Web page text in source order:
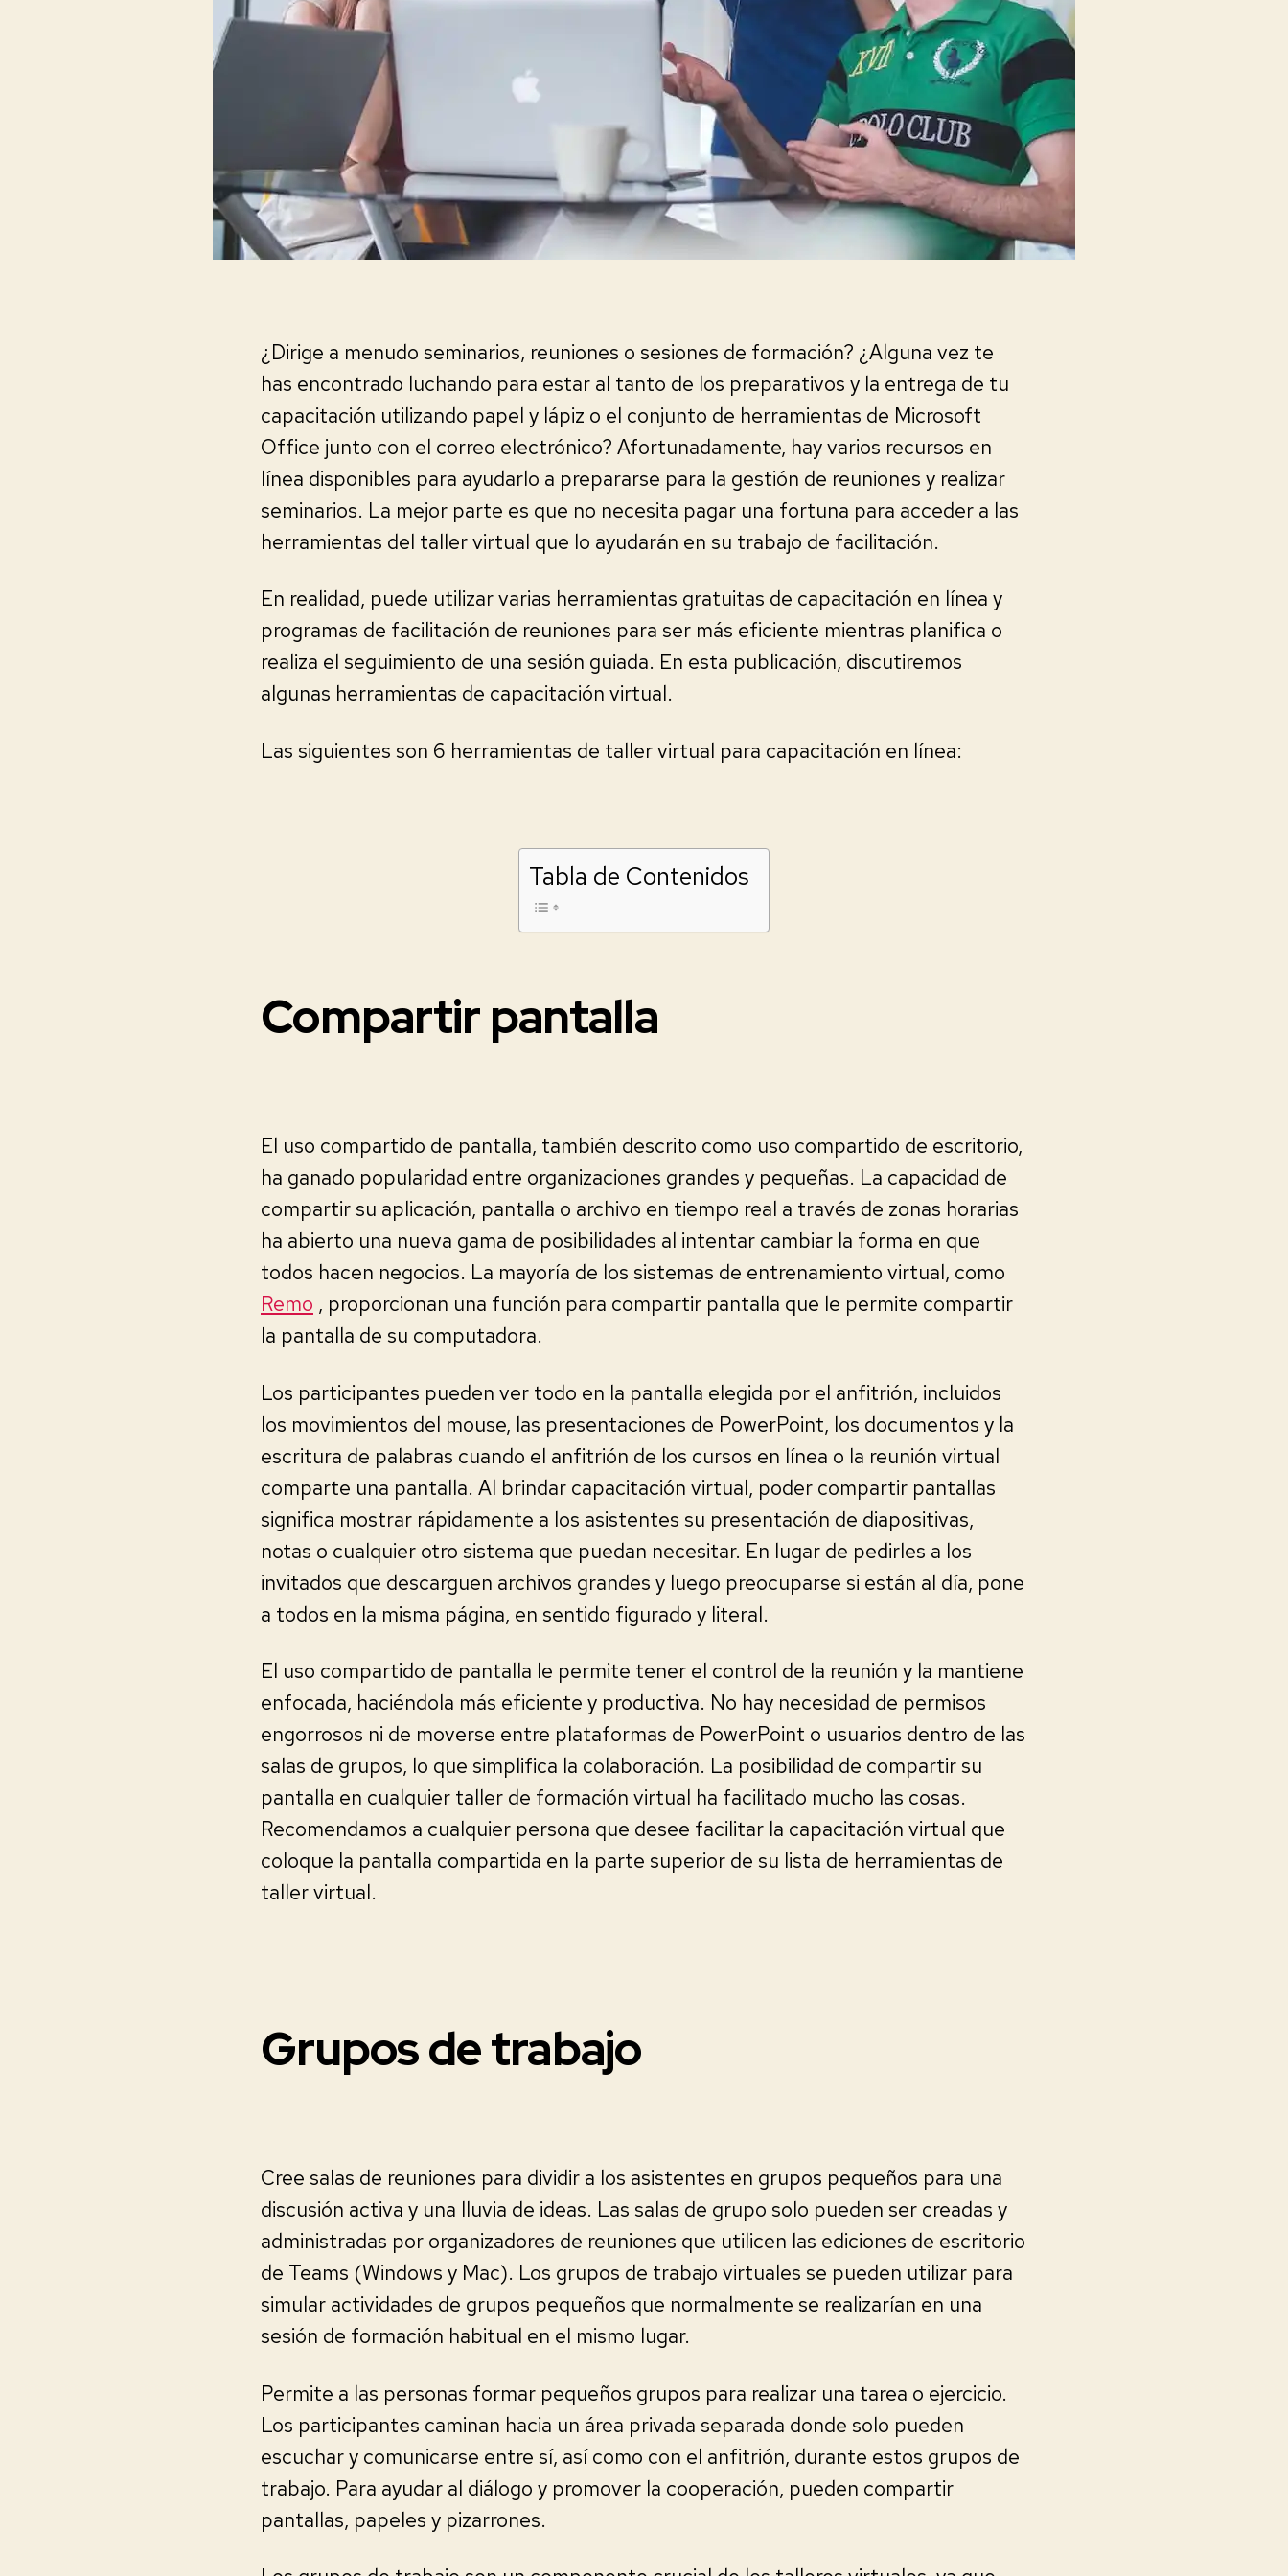
¿Dirige a menudo seminarios, reuniones o sesiones de formación? ¿Alguna vez te
has encontrado luchando para estar al tanto de los preparativos y la entrega de tu
capacitación utilizando papel y lápiz o el conjunto de herramientas de Microsoft
Office junto con el correo electrónico? Afortunadamente, hay varios recursos en
línea disponibles para ayudarlo a prepararse para la gestión de reuniones y realizar
seminarios. La mejor parte es que no necesita pagar una fortuna para acceder a las
herramientas del taller virtual que lo ayudarán en su trabajo de facilitación.
En realidad, puede utilizar varias herramientas gratuitas de capacitación en línea y
programas de facilitación de reuniones para ser más eficiente mientras planifica o
realiza el seguimiento de una sesión guiada. En esta publicación, discutiremos
algunas herramientas de capacitación virtual.
Las siguientes son 6 herramientas de taller virtual para capacitación en línea:
Tabla de Contenidos
Compartir pantalla
El uso compartido de pantalla, también descrito como uso compartido de escritorio,
ha ganado popularidad entre organizaciones grandes y pequeñas. La capacidad de
compartir su aplicación, pantalla o archivo en tiempo real a través de zonas horarias
ha abierto una nueva gama de posibilidades al intentar cambiar la forma en que
todos hacen negocios. La mayoría de los sistemas de entrenamiento virtual, como
Remo , proporcionan una función para compartir pantalla que le permite compartir
la pantalla de su computadora.
Los participantes pueden ver todo en la pantalla elegida por el anfitrión, incluidos
los movimientos del mouse, las presentaciones de PowerPoint, los documentos y la
escritura de palabras cuando el anfitrión de los cursos en línea o la reunión virtual
comparte una pantalla. Al brindar capacitación virtual, poder compartir pantallas
significa mostrar rápidamente a los asistentes su presentación de diapositivas,
notas o cualquier otro sistema que puedan necesitar. En lugar de pedirles a los
invitados que descarguen archivos grandes y luego preocuparse si están al día, pone
a todos en la misma página, en sentido figurado y literal.
El uso compartido de pantalla le permite tener el control de la reunión y la mantiene
enfocada, haciéndola más eficiente y productiva. No hay necesidad de permisos
engorrosos ni de moverse entre plataformas de PowerPoint o usuarios dentro de las
salas de grupos, lo que simplifica la colaboración. La posibilidad de compartir su
pantalla en cualquier taller de formación virtual ha facilitado mucho las cosas.
Recomendamos a cualquier persona que desee facilitar la capacitación virtual que
coloque la pantalla compartida en la parte superior de su lista de herramientas de
taller virtual.
Grupos de trabajo
Cree salas de reuniones para dividir a los asistentes en grupos pequeños para una
discusión activa y una lluvia de ideas. Las salas de grupo solo pueden ser creadas y
administradas por organizadores de reuniones que utilicen las ediciones de escritorio
de Teams (Windows y Mac). Los grupos de trabajo virtuales se pueden utilizar para
simular actividades de grupos pequeños que normalmente se realizarían en una
sesión de formación habitual en el mismo lugar.
Permite a las personas formar pequeños grupos para realizar una tarea o ejercicio.
Los participantes caminan hacia un área privada separada donde solo pueden
escuchar y comunicarse entre sí, así como con el anfitrión, durante estos grupos de
trabajo. Para ayudar al diálogo y promover la cooperación, pueden compartir
pantallas, papeles y pizarrones.